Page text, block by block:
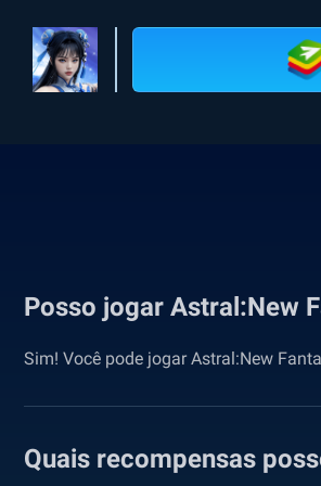
Posso jogar Astral:New
Sim! Você pode jogar Astral:New
Quais recompensas